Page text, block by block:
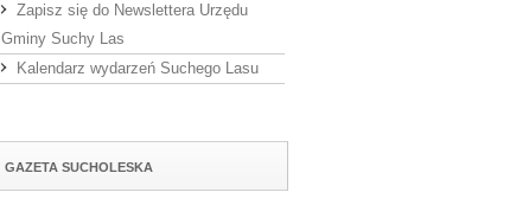
Zapisz się do Newslettera Urzędu
Gminy Suchy Las
Kalendarz wydarzeń Suchego Lasu
GAZETA SUCHOLESKA